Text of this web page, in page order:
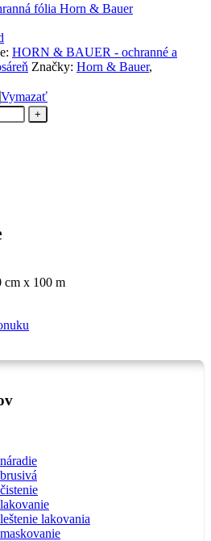
fólia Horn & Bauer
HORN & BAUER - ochranné a
Značky: Horn & Bauer,
Vymazať
+
cm x 100 m
lakovania